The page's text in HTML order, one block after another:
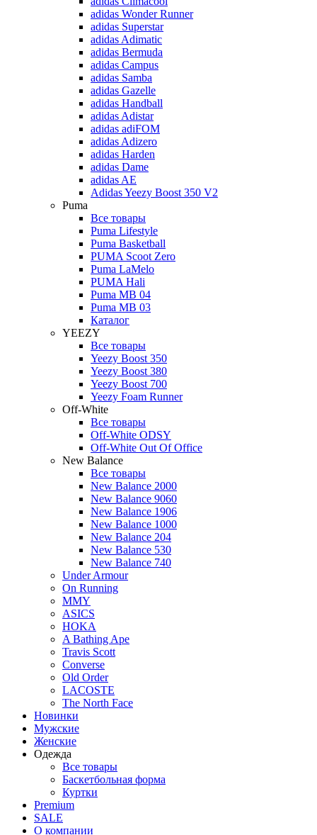
adidas Wonder Runner
adidas Superstar
adidas Adimatic
adidas Bermuda
adidas Campus
adidas Samba
adidas Gazelle
adidas Handball
adidas Adistar
adidas adiFOM
adidas Adizero
adidas Harden
adidas Dame
adidas AE
Adidas Yeezy Boost 350 V2
Puma
Все товары
Puma Lifestyle
Puma Basketball
PUMA Scoot Zero
Puma LaMelo
PUMA Hali
Puma MB 04
Puma MB 03
Каталог
YEEZY
Все товары
Yeezy Boost 350
Yeezy Boost 380
Yeezy Boost 700
Yeezy Foam Runner
Off-White
Все товары
Off-White ODSY
Off-White Out Of Office
New Balance
Все товары
New Balance 2000
New Balance 9060
New Balance 1906
New Balance 1000
New Balance 204
New Balance 530
New Balance 740
Under Armour
On Running
MMY
ASICS
HOKA
A Bathing Ape
Travis Scott
Converse
Old Order
LACOSTE
The North Face
Новинки
Мужские
Женские
Одежда
Все товары
Баскетбольная форма
Куртки
Premium
SALE
О компании